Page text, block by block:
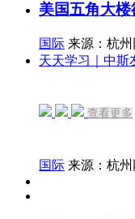
美国五角大
国际 来源：杭州
天天学习｜中斯
查看更多
国际 来源：杭州